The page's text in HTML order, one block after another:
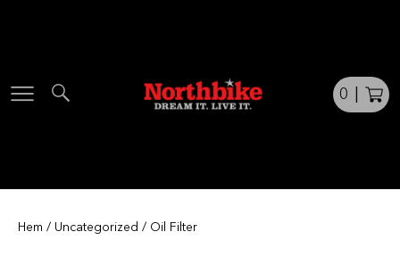
0
Hem / Uncategorized / Oil Filter